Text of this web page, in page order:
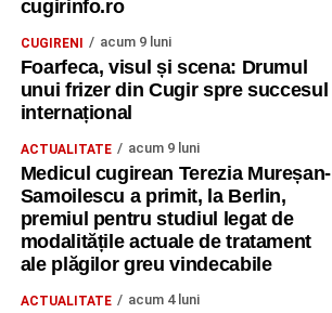
cugirinfo.ro
CUGIRENI acum 9 luni
Foarfeca, visul și scena: Drumul
unui frizer din Cugir spre succesul
internațional
ACTUALITATE acum 9 luni
Medicul cugirean Terezia Mureșan-
Samoilescu a primit, la Berlin,
premiul pentru studiul legat de
modalitățile actuale de tratament
ale plăgilor greu vindecabile
ACTUALITATE acum 4 luni